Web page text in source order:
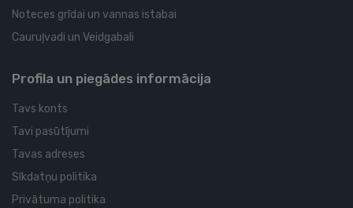
Noteces grīdai un vannas istabai
Cauruļvadi un Veidgabali
Profila un piegādes informācija
Tavs konts
Tavi pasūtījumi
Tavas adreses
Sīkdatņu politika
Privātuma politika